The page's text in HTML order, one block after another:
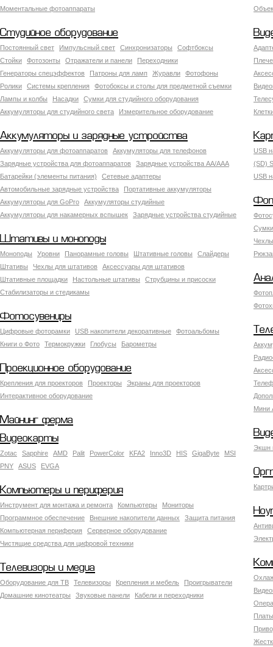
Моментальные фотоаппараты
Студийное оборудование
Постоянный свет Импульсный свет Синхронизаторы
Софтбоксы
Стойки
Фотозонты Отражатели и панели
Переходники
Генераторы спецэффектов
Патроны для ламп Журавли
Фотофоны
Ролики
Системы крепления
Фотобоксы и столы для предметной съемки
Лампы и колбы
Насадки
Сумки для студийного оборудования
Аккумуляторы для студийного света
Измерительное оборудование
Аккумуляторы и зарядные устройства
Аккумуляторы для фотоаппаратов
Аккумуляторы для телефонов
Зарядные устройства для фотоаппаратов
Зарядные устройства AA/AAA
Батарейки (элементы питания)
Сетевые адаптеры
Автомобильные зарядные устройства
Портативные аккумуляторы
Аккумуляторы для GoPro
Аккумуляторы студийные
Аккумуляторы для накамерных вспышек
Зарядные устройства студийные
USB
(SD)
USB
Штативы и моноподы
Моноподы Уровни Панорамные головы Штативные головы
Слайдеры
Штативы
Чехлы для штативов
Аксессуары для штативов
Штативные площадки
Настольные штативы
Струбцины и присоски
Стабилизаторы и стедикамы
Фотосувениры
Цифровые фоторамки USB накопители декоративные
Фотоальбомы
Книги о Фото
Термокружки Глобусы Барометры
Мини
Проекционное оборудование
Крепления для проекторов Проекторы
Экраны для проекторов
Интерактивное оборудование
Майнинг ферма
Экшн
Видеокарты
Zotac Sapphire AMD Palit PowerColor KFA2 Inno3D HIS GigaByte
MSI
PNY
ASUS EVGA
Компьютеры и периферия
Инструмент для монтажа и ремонта Компьютеры
Мониторы
Программное обеспечение
Внешние накопители данных
Защита питания
Компьютерная периферия
Серверное оборудование
Чистящие средства для цифровой техники
Телевизоры и медиа
Оборудование для ТВ Телевизоры Крепления и мебель
Проигрыватели
Домашние кинотеатры
Звуковые панели Кабели и переходники